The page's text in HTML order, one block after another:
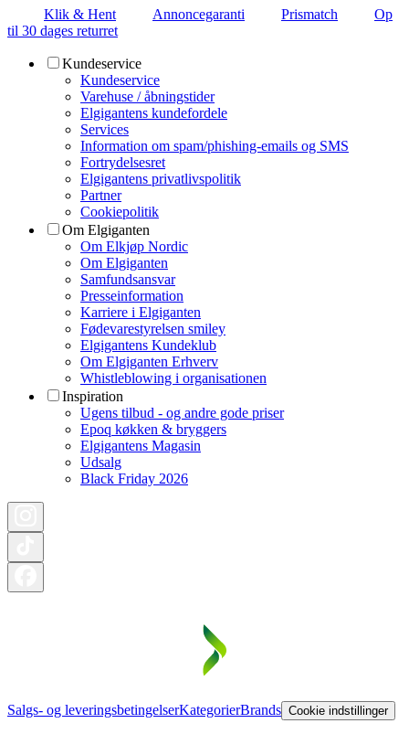
Klik & Hent Annoncegaranti Prismatch
Op
til 30 dages returret
Kundeservice
Kundeservice
Varehuse / åbningstider
Elgigantens kundefordele
Services
Information om spam/phishing-emails og SMS
Fortrydelsesret
Elgigantens privatlivspolitik
Partner
Cookiepolitik
Om Elgiganten
Om Elkjøp Nordic
Om Elgiganten
Samfundsansvar
Presseinformation
Karriere i Elgiganten
Fødevarestyrelsen smiley
Elgigantens Kundeklub
Om Elgiganten Erhverv
Whistleblowing i organisationen
Inspiration
Ugens tilbud - og andre gode priser
Epoq køkken & bryggers
Elgigantens Magasin
Udsalg
Black Friday 2026
Salgs- og leveringsbetingelserKategorierBrands Cookie indstillinger